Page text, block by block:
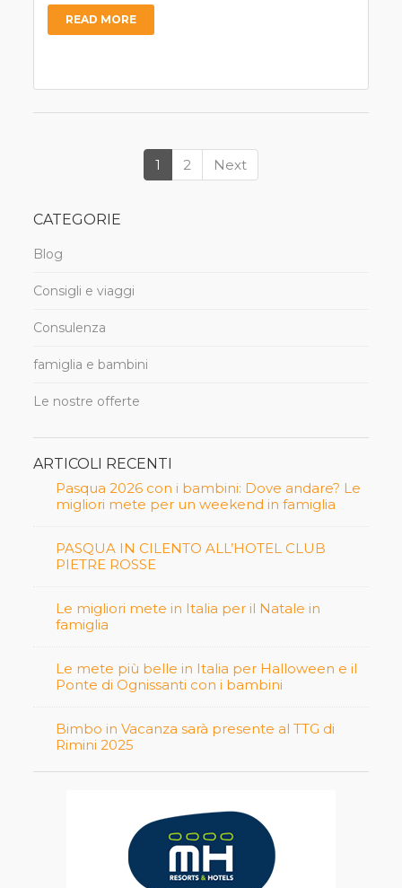
READ MORE
1 2 Next
CATEGORIE
Blog
Consigli e viaggi
Consulenza
famiglia e bambini
Le nostre offerte
ARTICOLI RECENTI
Pasqua 2026 con i bambini: Dove andare? Le
migliori mete per un weekend in famiglia
PASQUA IN CILENTO ALL’HOTEL CLUB
PIETRE ROSSE
Le migliori mete in Italia per il Natale in
famiglia
Le mete più belle in Italia per Halloween e il
Ponte di Ognissanti con i bambini
Bimbo in Vacanza sarà presente al TTG di
Rimini 2025